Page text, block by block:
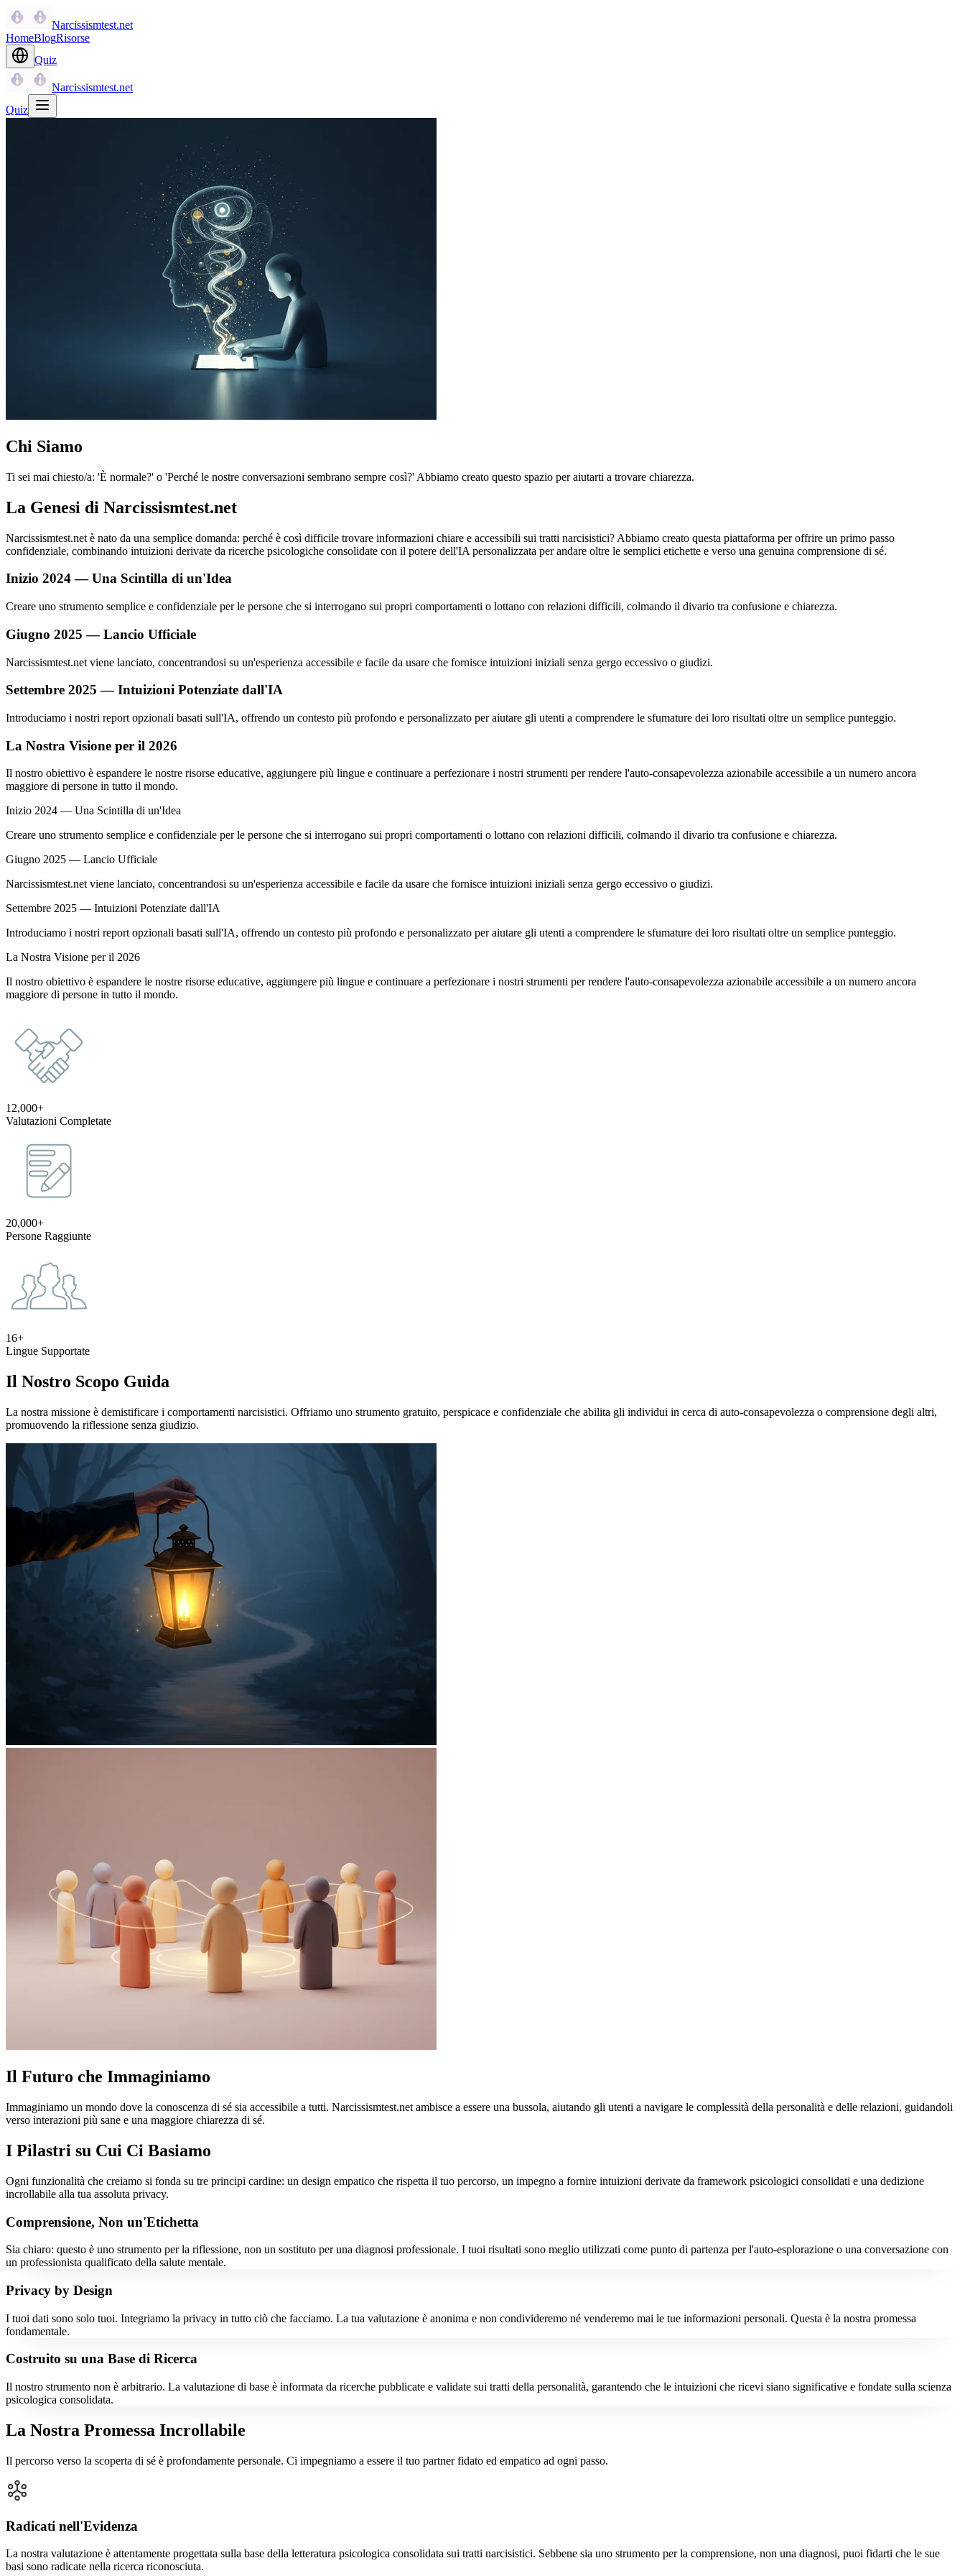
Narcissismtest.net
HomeBlogRisorse
Quiz
Narcissismtest.net
Quiz
Chi Siamo
Ti sei mai chiesto/a: 'È normale?' o 'Perché le nostre conversazioni sembrano sempre così?' Abbiamo creato questo spazio per aiutarti a trovare chiarezza.
La Genesi di Narcissismtest.net
Narcissismtest.net è nato da una semplice domanda: perché è così difficile trovare informazioni chiare e accessibili sui tratti narcisistici? Abbiamo creato questa piattaforma per offrire un primo passo
confidenziale, combinando intuizioni derivate da ricerche psicologiche consolidate con il potere dell'IA personalizzata per andare oltre le semplici etichette e verso una genuina comprensione di sé.
Inizio 2024 — Una Scintilla di un'Idea
Creare uno strumento semplice e confidenziale per le persone che si interrogano sui propri comportamenti o lottano con relazioni difficili, colmando il divario tra confusione e chiarezza.
Giugno 2025 — Lancio Ufficiale
Narcissismtest.net viene lanciato, concentrandosi su un'esperienza accessibile e facile da usare che fornisce intuizioni iniziali senza gergo eccessivo o giudizi.
Settembre 2025 — Intuizioni Potenziate dall'IA
Introduciamo i nostri report opzionali basati sull'IA, offrendo un contesto più profondo e personalizzato per aiutare gli utenti a comprendere le sfumature dei loro risultati oltre un semplice punteggio.
La Nostra Visione per il 2026
Il nostro obiettivo è espandere le nostre risorse educative, aggiungere più lingue e continuare a perfezionare i nostri strumenti per rendere l'auto-consapevolezza azionabile accessibile a un numero ancora
maggiore di persone in tutto il mondo.
Inizio 2024 — Una Scintilla di un'Idea
Creare uno strumento semplice e confidenziale per le persone che si interrogano sui propri comportamenti o lottano con relazioni difficili, colmando il divario tra confusione e chiarezza.
Giugno 2025 — Lancio Ufficiale
Narcissismtest.net viene lanciato, concentrandosi su un'esperienza accessibile e facile da usare che fornisce intuizioni iniziali senza gergo eccessivo o giudizi.
Settembre 2025 — Intuizioni Potenziate dall'IA
Introduciamo i nostri report opzionali basati sull'IA, offrendo un contesto più profondo e personalizzato per aiutare gli utenti a comprendere le sfumature dei loro risultati oltre un semplice punteggio.
La Nostra Visione per il 2026
Il nostro obiettivo è espandere le nostre risorse educative, aggiungere più lingue e continuare a perfezionare i nostri strumenti per rendere l'auto-consapevolezza azionabile accessibile a un numero ancora
maggiore di persone in tutto il mondo.
12,000+
Valutazioni Completate
20,000+
Persone Raggiunte
16+
Lingue Supportate
Il Nostro Scopo Guida
La nostra missione è demistificare i comportamenti narcisistici. Offriamo uno strumento gratuito, perspicace e confidenziale che abilita gli individui in cerca di auto-consapevolezza o comprensione degli altri,
promuovendo la riflessione senza giudizio.
Il Futuro che Immaginiamo
Immaginiamo un mondo dove la conoscenza di sé sia accessibile a tutti. Narcissismtest.net ambisce a essere una bussola, aiutando gli utenti a navigare le complessità della personalità e delle relazioni, guidandoli
verso interazioni più sane e una maggiore chiarezza di sé.
I Pilastri su Cui Ci Basiamo
Ogni funzionalità che creiamo si fonda su tre principi cardine: un design empatico che rispetta il tuo percorso, un impegno a fornire intuizioni derivate da framework psicologici consolidati e una dedizione
incrollabile alla tua assoluta privacy.
Comprensione, Non un'Etichetta
Sia chiaro: questo è uno strumento per la riflessione, non un sostituto per una diagnosi professionale. I tuoi risultati sono meglio utilizzati come punto di partenza per l'auto-esplorazione o una conversazione con
un professionista qualificato della salute mentale.
Privacy by Design
I tuoi dati sono solo tuoi. Integriamo la privacy in tutto ciò che facciamo. La tua valutazione è anonima e non condivideremo né venderemo mai le tue informazioni personali. Questa è la nostra promessa
fondamentale.
Costruito su una Base di Ricerca
Il nostro strumento non è arbitrario. La valutazione di base è informata da ricerche pubblicate e validate sui tratti della personalità, garantendo che le intuizioni che ricevi siano significative e fondate sulla scienza
psicologica consolidata.
La Nostra Promessa Incrollabile
Il percorso verso la scoperta di sé è profondamente personale. Ci impegniamo a essere il tuo partner fidato ed empatico ad ogni passo.
Radicati nell'Evidenza
La nostra valutazione è attentamente progettata sulla base della letteratura psicologica consolidata sui tratti narcisistici. Sebbene sia uno strumento per la comprensione, non una diagnosi, puoi fidarti che le sue
basi sono radicate nella ricerca riconosciuta.